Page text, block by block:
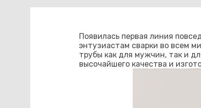
Появилась первая линия
энтузиастам сварки во всем
трубы как для мужчин, так и
высочайшего качества и